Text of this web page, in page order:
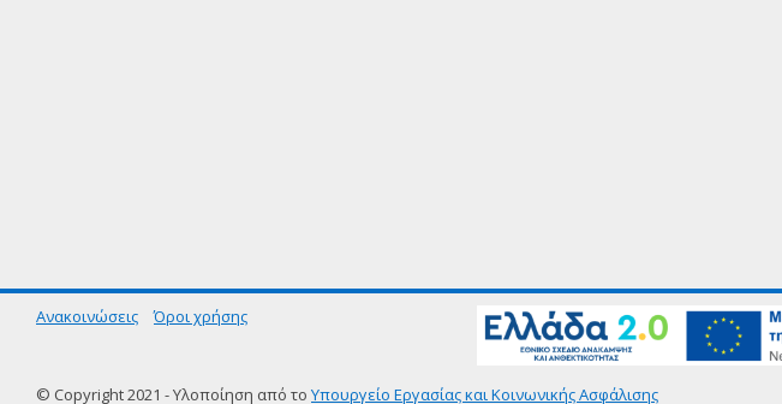
Ανακοινώσεις Όροι χρήσης
© Copyright 2021 - Υλοποίηση από το Υπουργείο Εργασίας και Κοινωνικής Ασφάλισης